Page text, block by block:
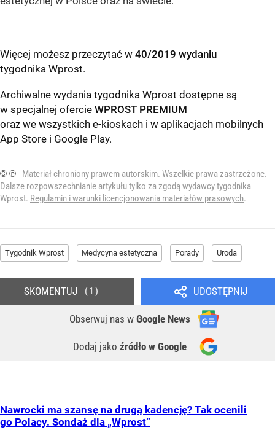
Więcej możesz przeczytać w 40/2019 wydaniu
tygodnika Wprost.
Archiwalne wydania tygodnika Wprost dostępne są
w specjalnej ofercie WPROST PREMIUM
oraz we wszystkich e-kioskach i w aplikacjach mobilnych
App Store i Google Play.
© ℗
Materiał chroniony prawem autorskim. Wszelkie prawa zastrzeżone.
Dalsze rozpowszechnianie artykułu tylko za zgodą wydawcy tygodnika
Wprost. Regulamin i warunki licencjonowania materiałów prasowych.
Tygodnik Wprost Medycyna estetyczna Porady Uroda
UDOSTĘPNIJ
Obserwuj nas w Google News
Dodaj jako źródło w Google
SKOMENTUJ 1
Nawrocki ma szansę na drugą kadencję? Tak ocenili
go Polacy. Sondaż dla „Wprost”